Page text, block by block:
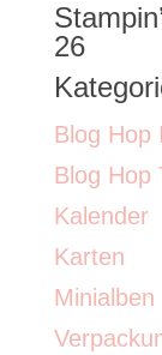
26
Blog Hop
Blog Hop
Kalender
Karten
Minialben